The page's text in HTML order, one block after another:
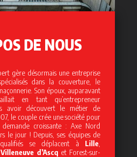
DE NOUS
gère désormais une entreprise
dans la couverture, le
Son époux, auparavant
en tant qu’entrepreneur
avoir découvert le métier de
le couple crée une société pour
croissante : Axe Nord
le jour ! Depuis, ses équipes de
qualifiés se déplacent à Lille
Villeneuve d’Ascq et Forest-sur-